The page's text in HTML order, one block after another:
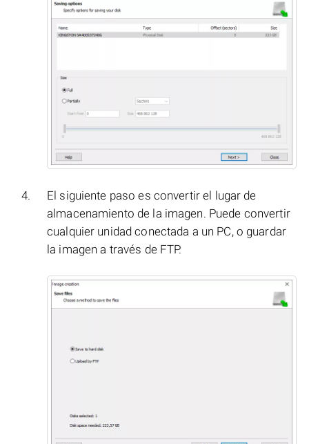
El siguiente paso es convertir el lugar de
almacenamiento de la imagen. Puede convertir
cualquier unidad conectada a un PC, o guardar
la imagen a través de FTP.